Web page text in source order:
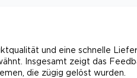
und eine schnelle
Insgesamt zeigt das
die zügig gelöst wurden.